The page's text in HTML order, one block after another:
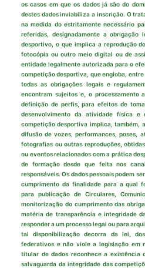
os casos em que os dados já são do
destes dados inviabiliza a inscrição. O
na medida do estritamente necessário
referidas, designadamente a
desportivo, o que implica a reprodução
fotocópia ou outro meio digital ou de
entidade legalmente autorizada para o
competição desportiva, que engloba,
todas as obrigações legais e
encontram sujeitos e, o processamento
definição de perfis, para efeitos de
desenvolvimento da atividade física e
competição desportiva implica, também,
difusão de vozes, performances, poses,
fotografias ou outras reproduções,
ou eventos relacionados com a prática
de formação desde que feita nos
responsáveis. Os dados pessoais podem
cumprimento da finalidade para a qual
para publicação de Circulares,
monitorização do cumprimento das
matéria de transparência e integridade
responder a um processo legal ou para
tal disponibilização decorra da lei,
federativos e não viole a legislação em
titular de dados reconhece a existência
salvaguarda da integridade das